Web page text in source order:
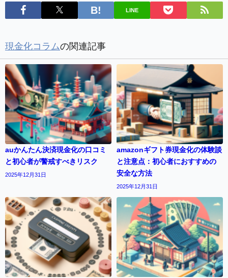
LINE
現金化コラムの関連記事
auかんたん決済現金化の口コミ
と初心者が警戒すべきリスク
2025年12月31日
amazonギフト券現金化の体験談
と注意点：初心者におすすめの
安全な方法
2025年12月31日